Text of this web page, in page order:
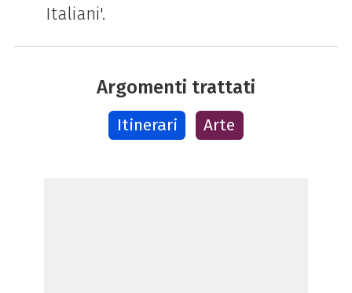
Italiani'.
Argomenti trattati
Itinerari Arte